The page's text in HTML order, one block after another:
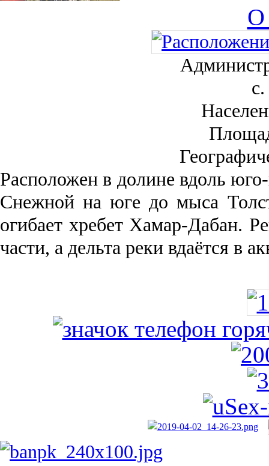
О
Рас­положен в долине вдоль
Снежной на юге до мыса
огибает хребет Хамар-Дабан.
части, а дельта реки вда­ётся в